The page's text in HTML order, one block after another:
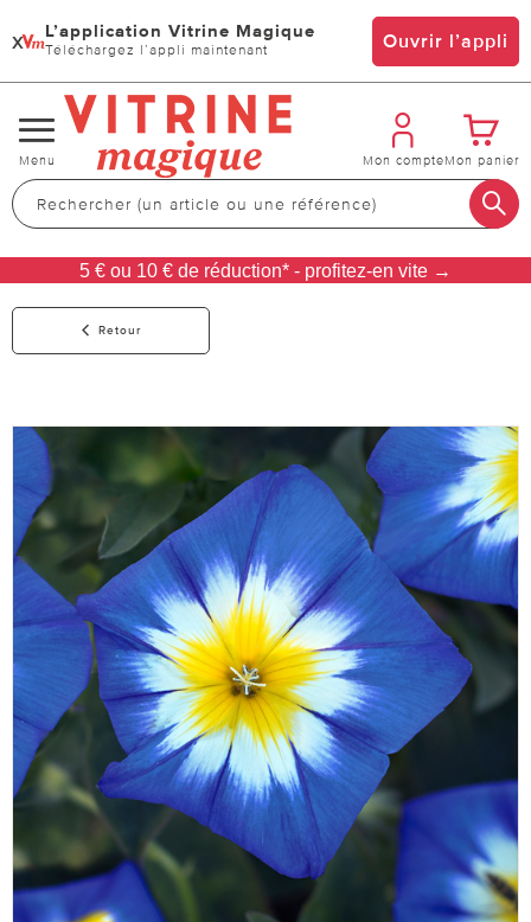
x L’application Vitrine Magique
Téléchargez l’appli maintenant Ouvrir l’appli
Changer
de
navigation
Menu Mon compteMon panier
5 € ou 10 € de réduction* - profitez-en vite →
Retour